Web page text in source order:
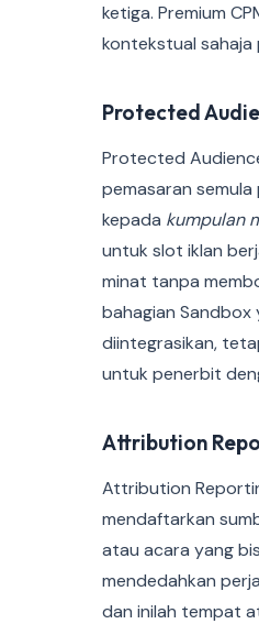
ketiga. Premium
kontekstual sahaja
Protected
Protected
pemasaran
kepada kumpulan
untuk slot iklan
minat tanpa
bahagian
diintegrasikan,
untuk penerbit
Attribution
Attribution
mendaftarkan
atau acara yang
mendedahkan
dan inilah tempat